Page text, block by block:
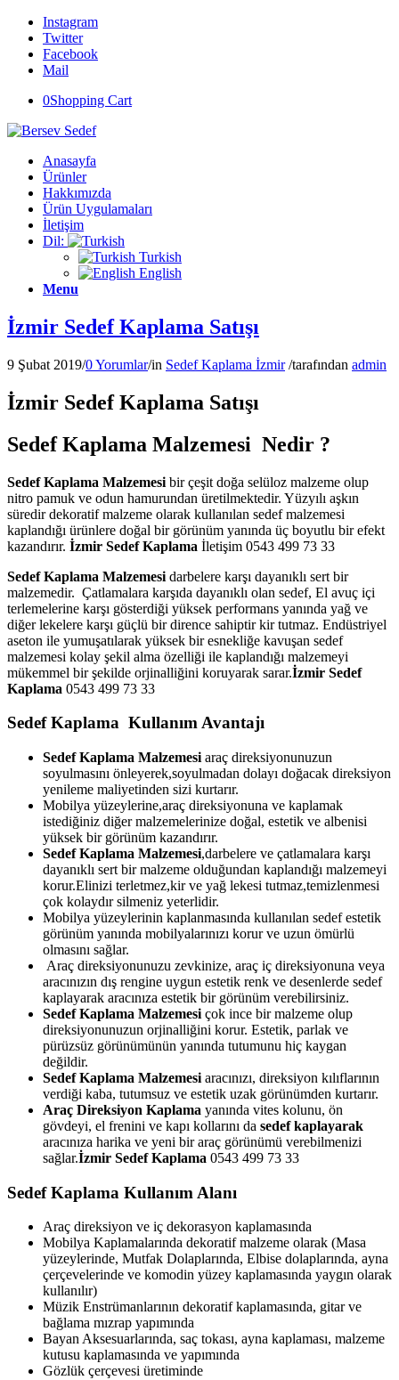
Instagram
Twitter
Facebook
Mail
0Shopping Cart
Anasayfa
Ürünler
Hakkımızda
Ürün Uygulamaları
İletişim
Dil:
Turkish
English
Menu
İzmir Sedef Kaplama Satışı
9 Şubat 2019/0 Yorumlar/in Sedef Kaplama İzmir /tarafından admin
İzmir Sedef Kaplama Satışı
Sedef Kaplama Malzemesi Nedir ?
Sedef Kaplama Malzemesi bir çeşit doğa selüloz malzeme olup
nitro pamuk ve odun hamurundan üretilmektedir. Yüzyılı aşkın
süredir dekoratif malzeme olarak kullanılan sedef malzemesi
kaplandığı ürünlere doğal bir görünüm yanında üç boyutlu bir efekt
kazandırır. İzmir Sedef Kaplama İletişim 0543 499 73 33
Sedef Kaplama Malzemesi darbelere karşı dayanıklı sert bir
malzemedir. Çatlamalara karşıda dayanıklı olan sedef, El avuç içi
terlemelerine karşı gösterdiği yüksek performans yanında yağ ve
diğer lekelere karşı güçlü bir dirence sahiptir kir tutmaz. Endüstriyel
aseton ile yumuşatılarak yüksek bir esnekliğe kavuşan sedef
malzemesi kolay şekil alma özelliği ile kaplandığı malzemeyi
mükemmel bir şekilde orjinalliğini koruyarak sarar.İzmir Sedef
Kaplama 0543 499 73 33
Sedef Kaplama Kullanım Avantajı
Sedef Kaplama Malzemesi araç direksiyonunuzun
soyulmasını önleyerek,soyulmadan dolayı doğacak direksiyon
yenileme maliyetinden sizi kurtarır.
Mobilya yüzeylerine,araç direksiyonuna ve kaplamak
istediğiniz diğer malzemelerinize doğal, estetik ve albenisi
yüksek bir görünüm kazandırır.
Sedef Kaplama Malzemesi,darbelere ve çatlamalara karşı
dayanıklı sert bir malzeme olduğundan kaplandığı malzemeyi
korur.Elinizi terletmez,kir ve yağ lekesi tutmaz,temizlenmesi
çok kolaydır silmeniz yeterlidir.
Mobilya yüzeylerinin kaplanmasında kullanılan sedef estetik
görünüm yanında mobilyalarınızı korur ve uzun ömürlü
olmasını sağlar.
Araç direksiyonunuzu zevkinize, araç iç direksiyonuna veya
aracınızın dış rengine uygun estetik renk ve desenlerde sedef
kaplayarak aracınıza estetik bir görünüm verebilirsiniz.
Sedef Kaplama Malzemesi çok ince bir malzeme olup
direksiyonunuzun orjinalliğini korur. Estetik, parlak ve
pürüzsüz görünümünün yanında tutumunu hiç kaygan
değildir.
Sedef Kaplama Malzemesi aracınızı, direksiyon kılıflarının
verdiği kaba, tutumsuz ve estetik uzak görünümden kurtarır.
Araç Direksiyon Kaplama yanında vites kolunu, ön
gövdeyi, el frenini ve kapı kollarını da sedef kaplayarak
aracınıza harika ve yeni bir araç görünümü verebilmenizi
sağlar.İzmir Sedef Kaplama 0543 499 73 33
Sedef Kaplama Kullanım Alanı
Araç direksiyon ve iç dekorasyon kaplamasında
Mobilya Kaplamalarında dekoratif malzeme olarak (Masa
yüzeylerinde, Mutfak Dolaplarında, Elbise dolaplarında, ayna
çerçevelerinde ve komodin yüzey kaplamasında yaygın olarak
kullanılır)
Müzik Enstrümanlarının dekoratif kaplamasında, gitar ve
bağlama mızrap yapımında
Bayan Aksesuarlarında, saç tokası, ayna kaplaması, malzeme
kutusu kaplamasında ve yapımında
Gözlük çerçevesi üretiminde